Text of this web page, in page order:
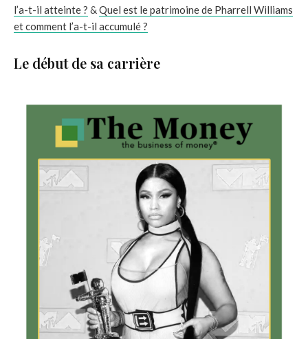
l’a-t-il atteinte ? &Quel est le patrimoine de Pharrell Williams
et comment l’a-t-il accumulé ?
Le début de sa carrière